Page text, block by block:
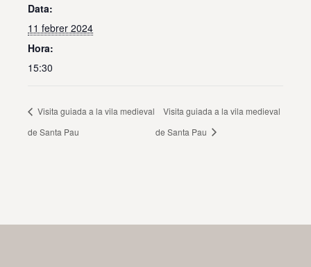
Data:
11 febrer 2024
Hora:
15:30
Visita guiada a la vila medieval
de Santa Pau
Visita guiada a la vila medieval
de Santa Pau